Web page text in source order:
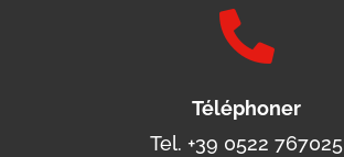

Téléphoner
Tel. +39 0522 767025